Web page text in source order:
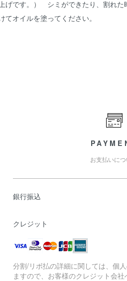
げです。） シミができたり、割れた
てオイルを塗ってください。
お支払いに
銀行振込
クレジット
分割/リボ払の詳細に関しては、個
ますので、お客様のクレジット会社